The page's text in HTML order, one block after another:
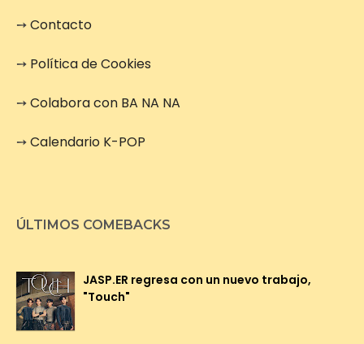
➙Contacto
➙ Política de Cookies
➙Colabora con BA NA NA
➙Calendario K-POP
ÚLTIMOS COMEBACKS
JASP.ER regresa con un nuevo trabajo,
"Touch"